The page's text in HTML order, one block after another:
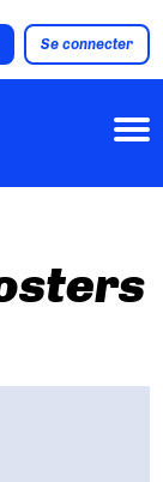
Se connecter